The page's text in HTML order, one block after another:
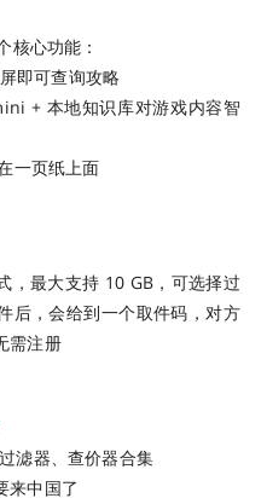
核心功能：
即可查询攻略
+ 本地知识库对游戏内容智
一页纸上面
，最大支持 10 GB，可选择过
后，会给到一个取件码，对方
需注册
滤器、查价器合集
来中国了